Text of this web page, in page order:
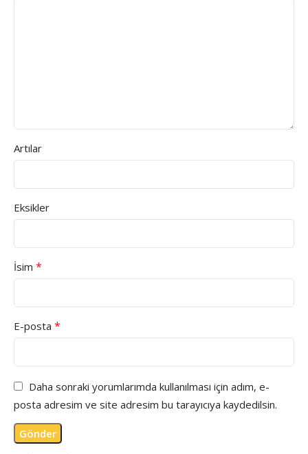
Artılar
Eksikler
İsim *
E-posta *
Daha sonraki yorumlarımda kullanılması için adım, e-
posta adresim ve site adresim bu tarayıcıya kaydedilsin.